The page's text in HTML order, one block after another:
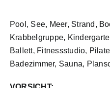
Pool, See, Meer, Strand,
Krabbelgruppe,
Ballett, Fitnessstudio,
Badezimmer, Sauna,